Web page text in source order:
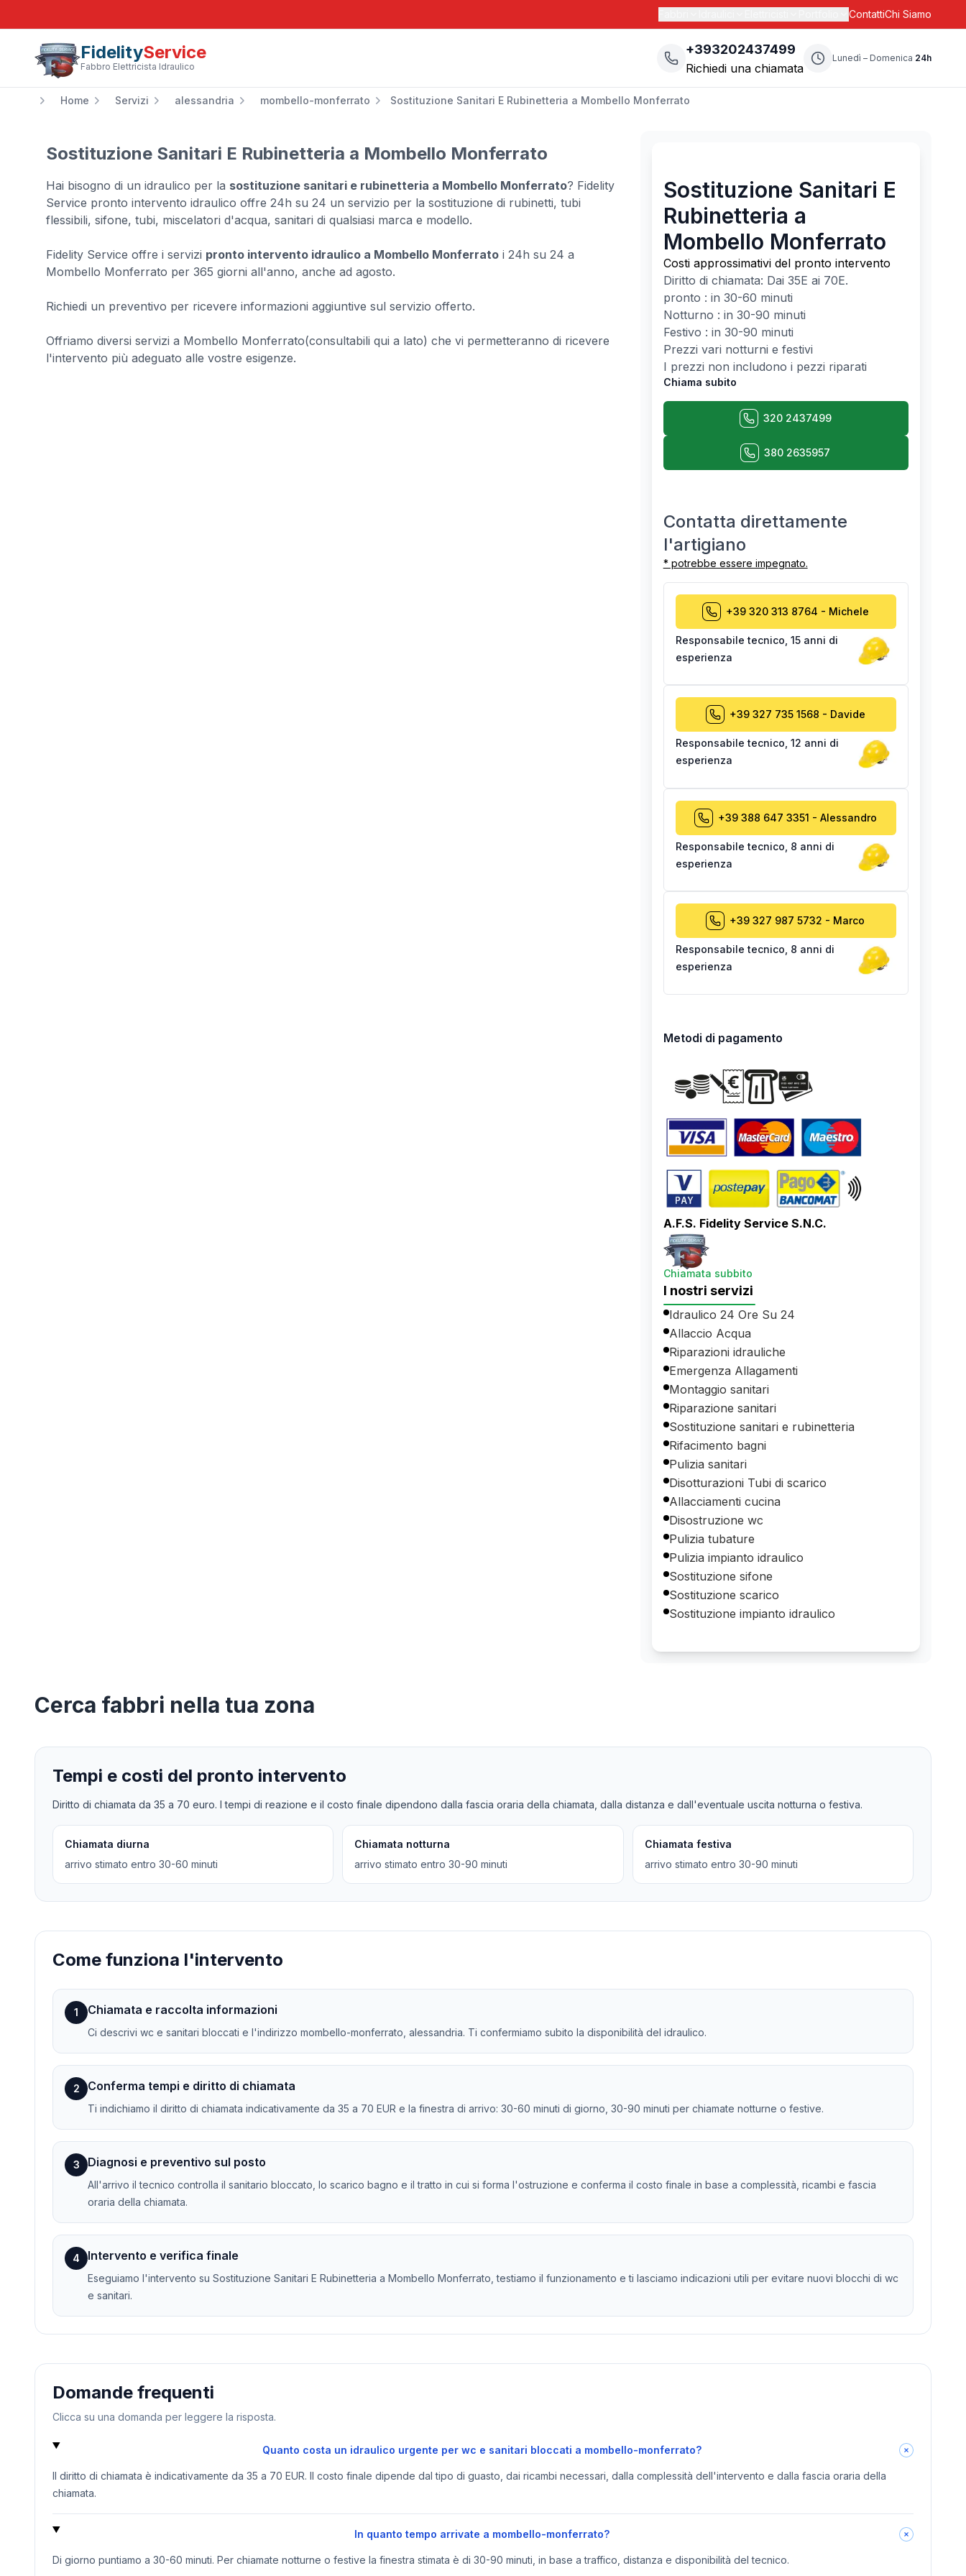
ContattiChi Siamo
FidelityService
Fabbro Elettricista Idraulico
+393202437499
Richiedi una chiamata
Lunedì – Domenica 24h
Home Servizi alessandria mombello-monferrato Sostituzione Sanitari E Rubinetteria a Mombello Monferrato
Sostituzione Sanitari E Rubinetteria a Mombello Monferrato
Hai bisogno di un idraulico per la sostituzione sanitari e rubinetteria a Mombello Monferrato? Fidelity
Service pronto intervento idraulico offre 24h su 24 un servizio per la sostituzione di rubinetti, tubi
flessibili, sifone, tubi, miscelatori d'acqua, sanitari di qualsiasi marca e modello.
Fidelity Service offre i servizi pronto intervento idraulico a Mombello Monferrato i 24h su 24 a
Mombello Monferrato per 365 giorni all'anno, anche ad agosto.
Richiedi un preventivo per ricevere informazioni aggiuntive sul servizio offerto.
Offriamo diversi servizi a Mombello Monferrato(consultabili qui a lato) che vi permetteranno di ricevere
l'intervento più adeguato alle vostre esigenze.
Sostituzione Sanitari E
Rubinetteria a
Mombello Monferrato
Costi approssimativi del pronto intervento
Diritto di chiamata: Dai 35E ai 70E.
pronto : in 30-60 minuti
Notturno : in 30-90 minuti
Festivo : in 30-90 minuti
Prezzi vari notturni e festivi
I prezzi non includono i pezzi riparati
Chiama subito
320 2437499
380 2635957
Contatta direttamente
l'artigiano
* potrebbe essere impegnato.
+39 320 313 8764 - Michele
Responsabile tecnico 15 anni di
esperienza
+39 327 735 1568 - Davide
Responsabile tecnico 12 anni di
esperienza
+39 388 647 3351 - Alessandro
Responsabile tecnico 8 anni di
esperienza
+39 327 987 5732 - Marco
Responsabile tecnico 8 anni di
esperienza
Metodi di pagamento
A.F.S. Fidelity Service S.N.C.
Chiamata subbito
I nostri servizi
Idraulico 24 Ore Su 24
Allaccio Acqua
Riparazioni idrauliche
Emergenza Allagamenti
Montaggio sanitari
Riparazione sanitari
Sostituzione sanitari e rubinetteria
Rifacimento bagni
Pulizia sanitari
Disotturazioni Tubi di scarico
Allacciamenti cucina
Disostruzione wc
Pulizia tubature
Pulizia impianto idraulico
Sostituzione sifone
Sostituzione scarico
Sostituzione impianto idraulico
Cerca fabbri nella tua zona
Tempi e costi del pronto intervento
Diritto di chiamata da 35 a 70 euro. I tempi di reazione e il costo finale dipendono dalla fascia oraria della chiamata, dalla distanza e dall'eventuale uscita notturna o festiva.
Chiamata diurna
arrivo stimato entro 30-60 minuti
Chiamata notturna
arrivo stimato entro 30-90 minuti
Chiamata festiva
arrivo stimato entro 30-90 minuti
Come funziona l'intervento
1 Chiamata e raccolta informazioni
Ci descrivi wc e sanitari bloccati e l'indirizzo mombello-monferrato, alessandria. Ti confermiamo subito la disponibilità del idraulico.
2 Conferma tempi e diritto di chiamata
Ti indichiamo il diritto di chiamata indicativamente da 35 a 70 EUR e la finestra di arrivo: 30-60 minuti di giorno, 30-90 minuti per chiamate notturne o festive.
3 Diagnosi e preventivo sul posto
All'arrivo il tecnico controlla il sanitario bloccato, lo scarico bagno e il tratto in cui si forma l'ostruzione e conferma il costo finale in base a complessità, ricambi e fascia
oraria della chiamata.
4 Intervento e verifica finale
Eseguiamo l'intervento su Sostituzione Sanitari E Rubinetteria a Mombello Monferrato, testiamo il funzionamento e ti lasciamo indicazioni utili per evitare nuovi blocchi di wc
e sanitari.
Domande frequenti
Clicca su una domanda per leggere la risposta.
Quanto costa un idraulico urgente per wc e sanitari bloccati a mombello-monferrato?
Il diritto di chiamata è indicativamente da 35 a 70 EUR. Il costo finale dipende dal tipo di guasto, dai ricambi necessari, dalla complessità dell'intervento e dalla fascia oraria della
chiamata.
In quanto tempo arrivate a mombello-monferrato?
Di giorno puntiamo a 30-60 minuti. Per chiamate notturne o festive la finestra stimata è di 30-90 minuti, in base a traffico, distanza e disponibilità del tecnico.